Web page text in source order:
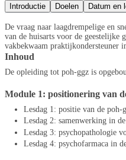
Introductie
Doelen Datum en
De vraag naar laagdrempelige en
van de huisarts voor de geestelijke
vakbekwaam praktijkondersteuner
Inhoud
De opleiding tot poh-ggz is
Module 1: positionering van
Lesdag 1: positie van de poh-
Lesdag 2: samenwerking in
Lesdag 3: psychopathologie
Lesdag 4: psychofarmaca in